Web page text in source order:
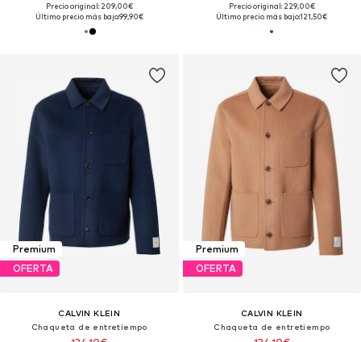
Precio original: 209,00€
Último precio más bajo:99,90€
Precio original: 229,00€
Último precio más bajo:121,50€
Premium
OFERTA
CALVIN KLEIN
Chaqueta de entretiempo
Premium
OFERTA
CALVIN KLEIN
Chaqueta de entretiempo